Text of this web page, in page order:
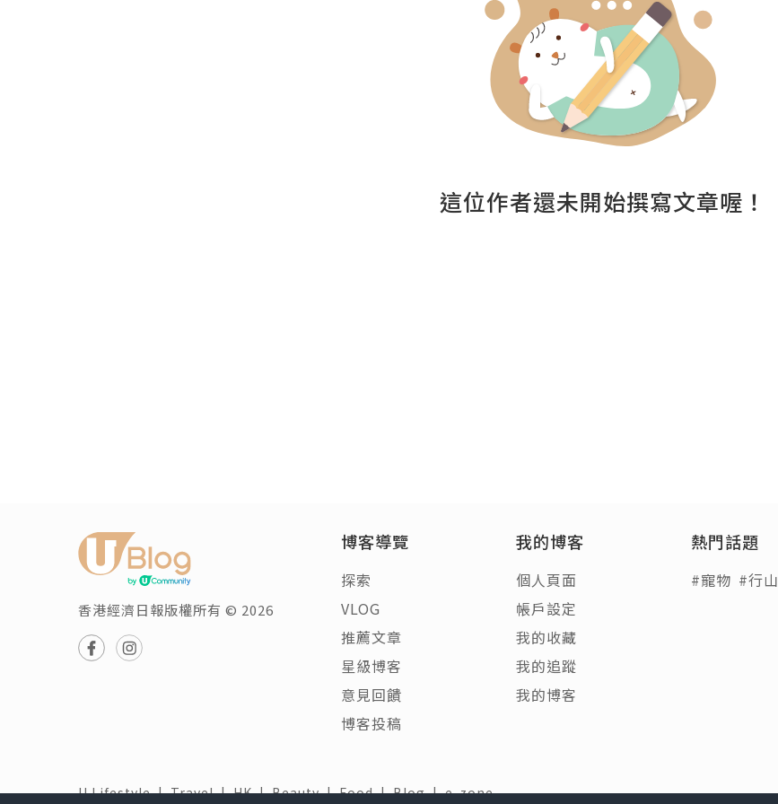
這位作者還未開始撰寫文章喔！
香港經濟日報版權所有 © 2026
博客導覽
探索
VLOG
推薦文章
星級博客
意見回饋
博客投稿
我的博客
個人頁面
帳戶設定
我的收藏
我的追蹤
我的博客
熱門話題
#寵物 #行山
U Lifestyle|Travel|HK|Beauty|Food|Blog|e-zone